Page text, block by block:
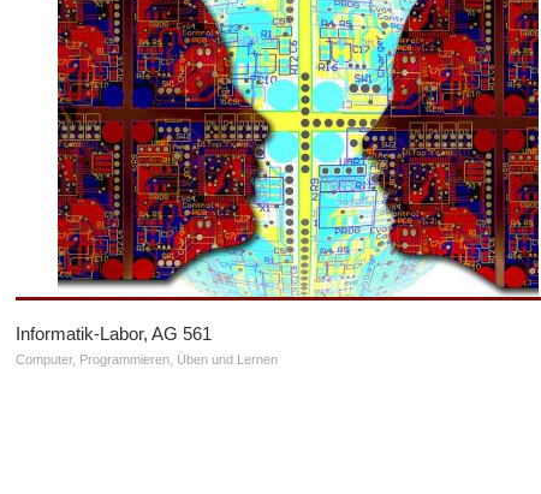
Informatik-Labor, AG 561
Computer, Programmieren Üben und Lernen